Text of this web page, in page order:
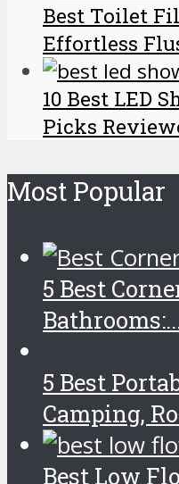
Best Toilet
Effortless
10 Best LED
Picks
Most Popular
5 Best
5 Best
Camping,
Best Low